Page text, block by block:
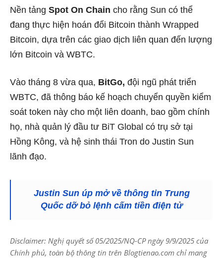
Nền tảng Spot On Chain cho rằng Sun có thể
đang thực hiện hoán đổi Bitcoin thành Wrapped
Bitcoin, dựa trên các giao dịch liên quan đến lượng
lớn Bitcoin và WBTC.
Vào tháng 8 vừa qua, BitGo, đội ngũ phát triển
WBTC, đã thông báo kế hoạch chuyển quyền kiểm
soát token này cho một liên doanh, bao gồm chính
họ, nhà quản lý đầu tư BiT Global có trụ sở tại
Hồng Kông, và hệ sinh thái Tron do Justin Sun
lãnh đạo.
Justin Sun úp mở về thông tin Trung
Quốc dỡ bỏ lệnh cấm tiền điện tử
Disclaimer: Nghị quyết số 05/2025/NQ-CP ngày 9/9/2025 của
Chính phủ, toàn bộ thông tin trên Blogtienao.com chỉ mang